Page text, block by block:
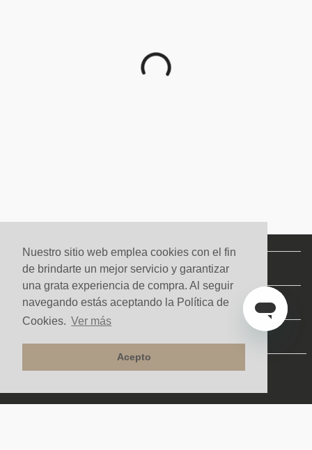
Nuestro sitio web emplea cookies con el fin
de brindarte un mejor servicio y garantizar
una grata experiencia de compra. Al seguir
navegando estás aceptando la Política de
Cookies. Ver más
Acepto
NUESTRA COMPAÑÍA
SERVICIOS